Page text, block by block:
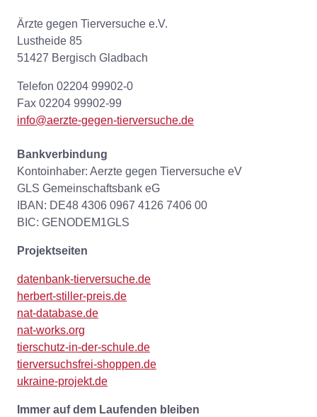
Ärzte gegen Tierversuche e.V.
Lustheide 85
51427 Bergisch Gladbach
Telefon 02204 99902-0
Fax 02204 99902-99
info@aerzte-gegen-tierversuche.de
Bankverbindung
Kontoinhaber: Aerzte gegen Tierversuche eV
GLS Gemeinschaftsbank eG
IBAN: DE48 4306 0967 4126 7406 00
BIC: GENODEM1GLS
Projektseiten
datenbank-tierversuche.de
herbert-stiller-preis.de
nat-database.de
nat-works.org
tierschutz-in-der-schule.de
tierversuchsfrei-shoppen.de
ukraine-projekt.de
Immer auf dem Laufenden bleiben